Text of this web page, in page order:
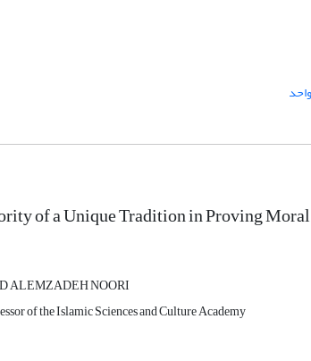
of a Unique Tradition in Proving
ALEMZADEH NOORI
of the Islamic Sciences and Culture Academy